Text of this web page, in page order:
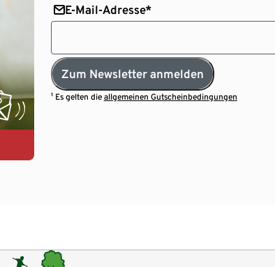
E-Mail-Adresse*
Zum Newsletter anmelden
¹ Es gelten die allgemeinen Gutscheinbedingungen